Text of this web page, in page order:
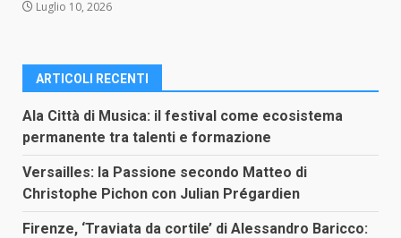
Luglio 10, 2026
ARTICOLI RECENTI
Ala Città di Musica: il festival come ecosistema
permanente tra talenti e formazione
Versailles: la Passione secondo Matteo di
Christophe Pichon con Julian Prégardien
Firenze, ‘Traviata da cortile’ di Alessandro Baricco: